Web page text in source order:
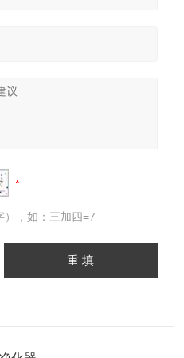
），如：三加四=7